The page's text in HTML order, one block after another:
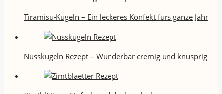
Tiramisu-Kugeln – Ein leckeres Konfekt fürs ganze Jahr
Nusskugeln Rezept – Wunderbar cremig und knusprig